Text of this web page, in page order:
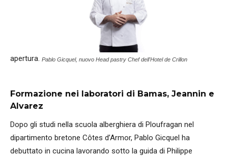
apertura. Pablo Gicquel, nuovo Head pastry Chef dell'Hotel de Crillon
Formazione nei laboratori di Bamas, Jeannin e
Alvarez
Dopo gli studi nella scuola alberghiera di Ploufragan nel
dipartimento bretone Côtes d’Armor, Pablo Gicquel ha
debuttato in cucina lavorando sotto la guida di Philippe